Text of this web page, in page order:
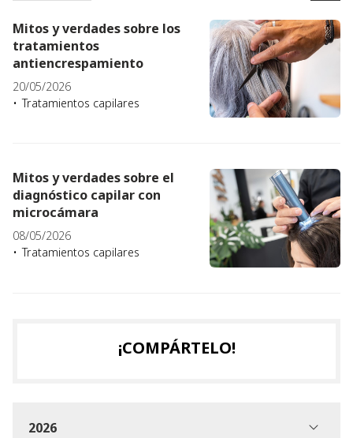
Mitos y verdades sobre los
tratamientos
antiencrespamiento
20/05/2026
Tratamientos capilares
Mitos y verdades sobre el
diagnóstico capilar con
microcámara
08/05/2026
Tratamientos capilares
¡COMPÁRTELO!
2026